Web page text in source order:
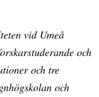
vid Umeå
och
och tre
och